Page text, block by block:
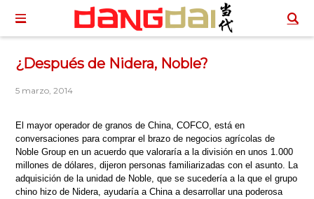
¿Después de Nidera, Noble?
5 marzo, 2014
El mayor operador de granos de China, COFCO, está en
conversaciones para comprar el brazo de negocios agrícolas de
Noble Group en un acuerdo que valoraría a la división en unos 1.000
millones de dólares, dijeron personas familiarizadas con el asunto. La
adquisición de la unidad de Noble, que se sucedería a la que el grupo
chino hizo de Nidera, ayudaría a China a desarrollar una poderosa